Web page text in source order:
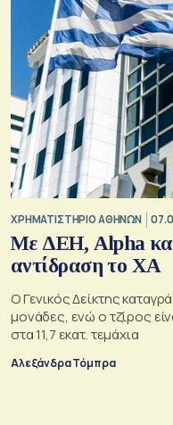
XΡΗΜΑΤΙΣΤΗΡΙΟ ΑΘΗΝΩΝ
Με ΔΕΗ, Alpha και
αντίδραση το ΧΑ
Ο Γενικός Δείκτης
μονάδες, ενώ ο τζίρος
στα 11,7 εκατ. τεμάχια
Αλεξάνδρα Τόμπρα